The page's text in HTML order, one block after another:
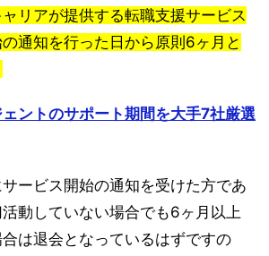
リアが提供する転職支援サービス
通知を行った日から原則6ヶ月と
ントのサポート期間を大手7社厳選
ービス開始の通知を受けた方であ
動していない場合でも6ヶ月以上
は退会となっているはずですの